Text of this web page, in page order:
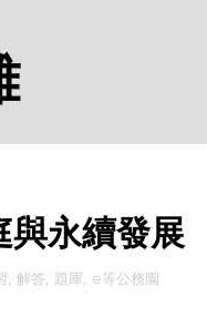
與永續發展
解答 題庫 e等公務園